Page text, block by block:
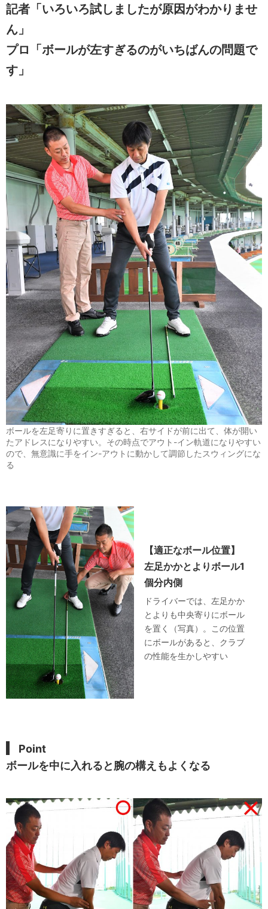
記者「いろいろ試しましたが原因がわかりませ
ん」
プロ「ボールが左すぎるのがいちばんの問題で
す」
ボールを左足寄りに置きすぎると、右サイドが前に出て、体が開い
たアドレスになりやすい。その時点でアウト-イン軌道になりやすい
ので、無意識に手をイン-アウトに動かして調節したスウィングにな
る
【適正なボール位置】
左足かかとよりボール1
個分内側
ドライバーでは、左足かか
とよりも中央寄りにボール
を置く（写真）。この位置
にボールがあると、クラブ
の性能を生かしやすい
Point
ボールを中に入れると腕の構えもよくなる